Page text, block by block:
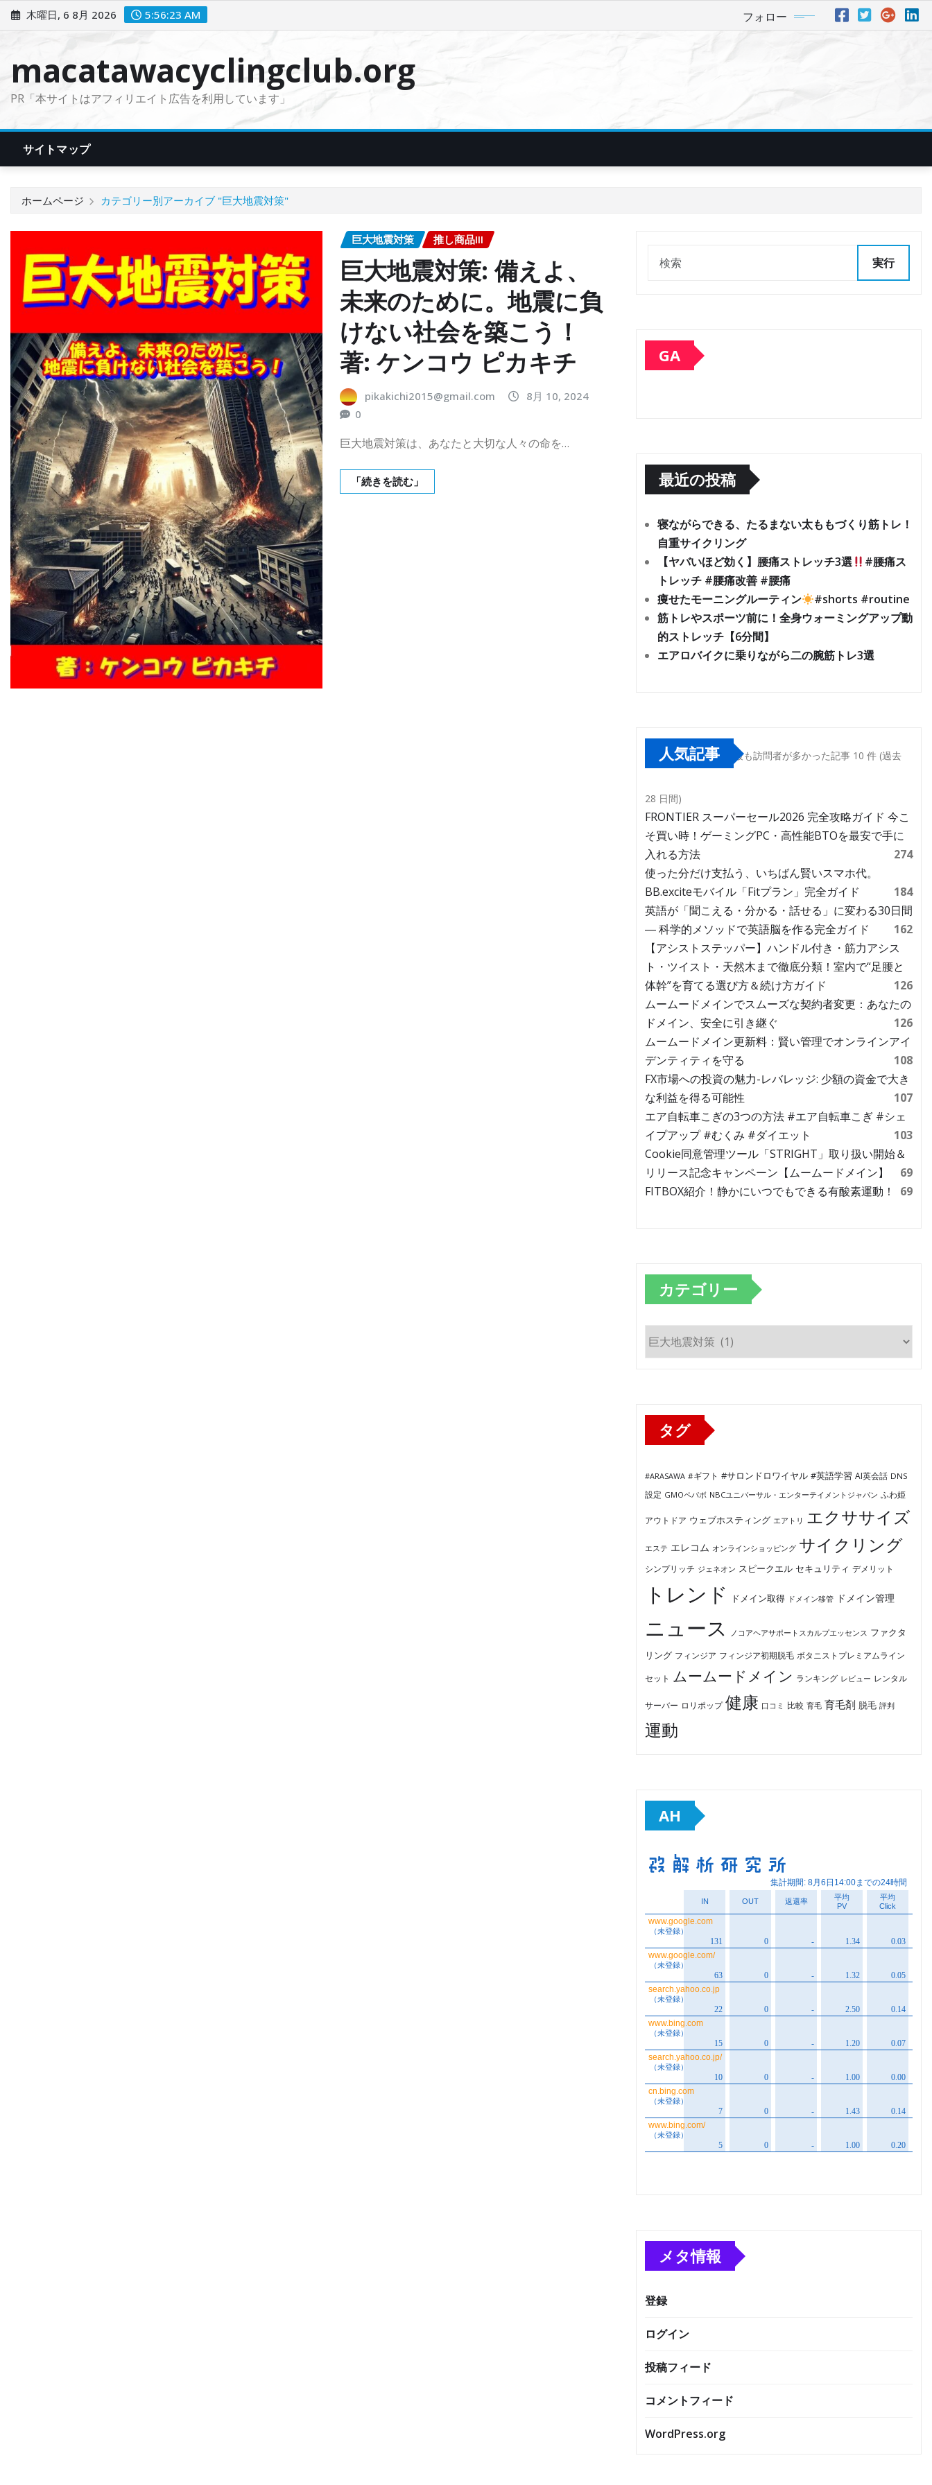
ン
木曜日, 6 8月 2026 5:56:24 AM フォロー
macatawacyclingclub.org
PR「本サイトはアフィリエイト広告を利用しています」
サイトマップ
ホームページ カテゴリー別アーカイブ "巨大地震対策"
巨大地震対策 推し商品III
巨大地震対策: 備えよ、
未来のために。地震に負
けない社会を築こう！
著: ケンコウ ピカキチ
pikakichi2015@gmail.com
8月 10, 2024
0
巨大地震対策は、あなたと大切な人々の命を…
「続きを読む」
実行
GA
最近の投稿
寝ながらできる、たるまない太ももづくり筋トレ！
自重サイクリング
【ヤバいほど効く】腰痛ストレッチ3選
#腰痛ス
トレッチ #腰痛改善 #腰痛
痩せたモーニングルーティン
#shorts #routine
筋トレやスポーツ前に！全身ウォーミングアップ動
的ストレッチ【6分間】
エアロバイクに乗りながら二の腕筋トレ3選
人気記事 最も訪問者が多かった記事 10 件 (過去
28 日間)
FRONTIER スーパーセール2026 完全攻略ガイド 今こ
そ買い時！ゲーミングPC・高性能BTOを最安で手に
入れる方法
274
使った分だけ支払う、いちばん賢いスマホ代。
BB.exciteモバイル「Fitプラン」完全ガイド
184
英語が「聞こえる・分かる・話せる」に変わる30日間
― 科学的メソッドで英語脳を作る完全ガイド
162
【アシストステッパー】ハンドル付き・筋力アシス
ト・ツイスト・天然木まで徹底分類！室内で“足腰と
体幹”を育てる選び方＆続け方ガイド
126
ムームードメインでスムーズな契約者変更：あなたの
ドメイン、安全に引き継ぐ
126
ムームードメイン更新料：賢い管理でオンラインアイ
デンティティを守る
108
FX市場への投資の魅力-レバレッジ: 少額の資金で大き
な利益を得る可能性
107
エア自転車こぎの3つの方法 #エア自転車こぎ #シェ
イプアップ #むくみ #ダイエット
103
Cookie同意管理ツール「STRIGHT」取り扱い開始＆
リリース記念キャンペーン【ムームードメイン】
69
FITBOX紹介！静かにいつでもできる有酸素運動！
69
カテゴリー
カ
タグ
#ARASAWA #ギフト #サロンドロワイヤル #英語学習 AI英会話 DNS
設定 GMOペパボ NBCユニバーサル・エンターテイメントジャパン ふわ姫
アウトドア ウェブホスティング エアトリ エクササイズ
エステ エレコム オンラインショッピング サイクリング
シンプリッチ ジェネオン スピークエル セキュリティ デメリット
トレンド ドメイン取得 ドメイン移管 ドメイン管理
ニュース ノコアヘアサポートスカルプエッセンス ファクタ
リング フィンジア フィンジア初期脱毛 ボタニストプレミアムライン
セット ムームードメイン ランキング レビュー レンタル
サーバー ロリポップ 健康 口コミ 比較 育毛 育毛剤 脱毛 評判
運動
AH
メタ情報
登録
ログイン
投稿フィード
コメントフィード
WordPress.org